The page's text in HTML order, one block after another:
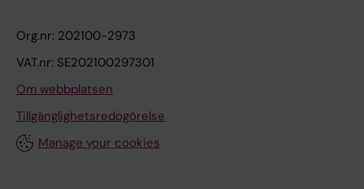
Org.nr: 202100-2973
VAT.nr: SE202100297301
Om webbplatsen
Tillgänglighetsredogörelse
Manage your cookies